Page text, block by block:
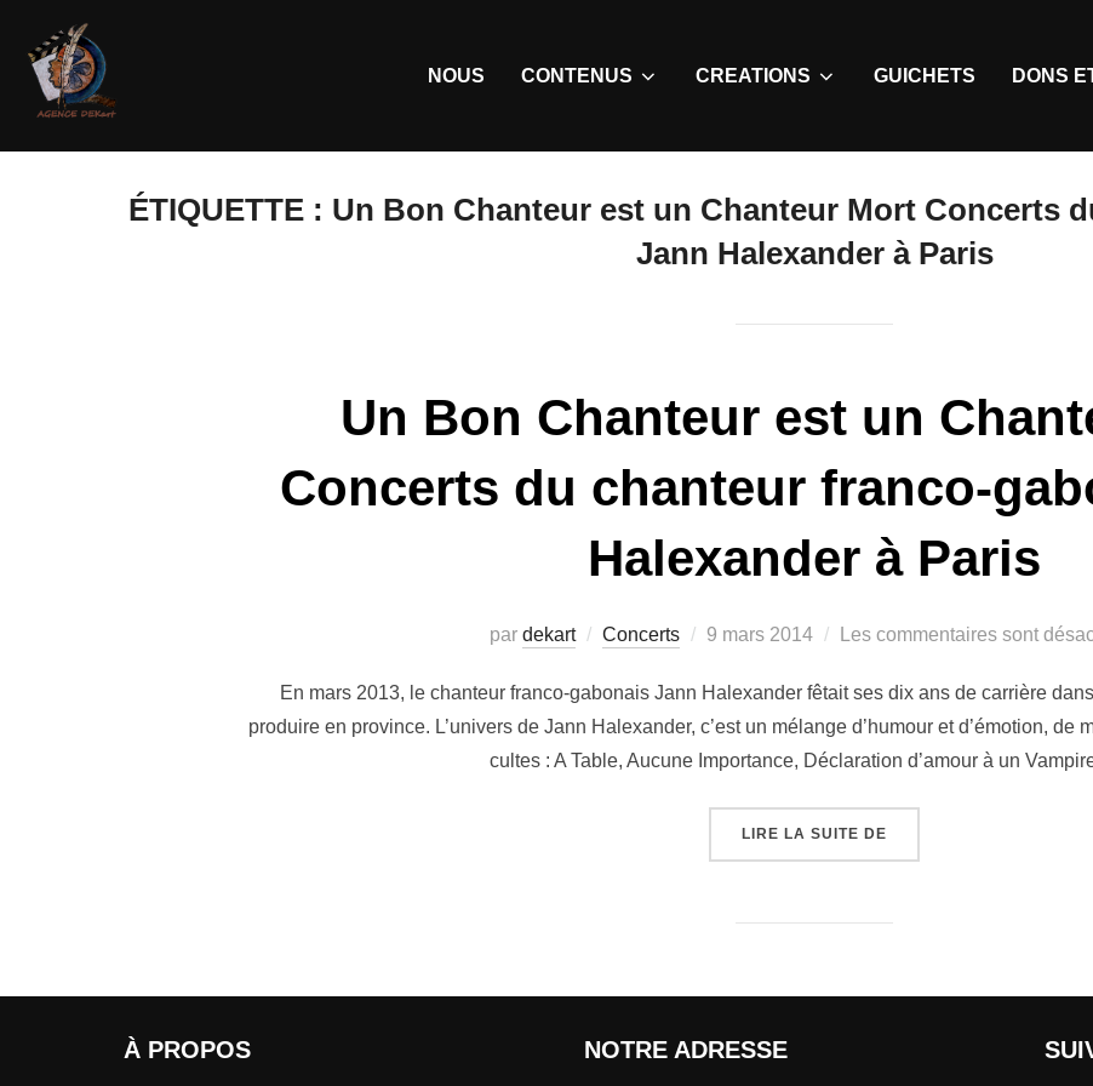
NOUS CONTENUS CREATIONS GUICHETS DONS
ÉTIQUETTE : Un Bon Chanteur est un Chanteur Mort Concerts
Jann Halexander à Paris
Un Bon Chanteur est un
Concerts du chanteur franco-
Halexander à Paris
par dekart Concerts 9 mars 2014 Les commentaires sont
En mars 2013, le chanteur franco-gabonais Jann Halexander fêtait ses dix ans de carrière
produire en province. L’univers de Jann Halexander, c’est un mélange d’humour et d’émotion, de
cultes : A Table, Aucune Importance, Déclaration d’amour à un
LIRE LA SUITE DE
À PROPOS NOTRE ADRESSE